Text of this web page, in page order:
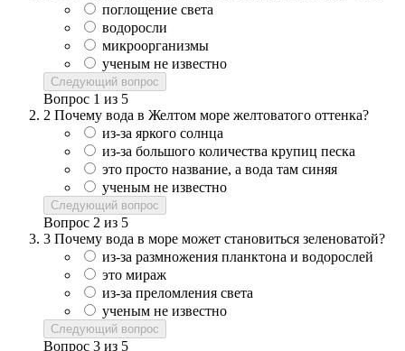
поглощение света
водоросли
микроорганизмы
ученым не известно
Следующий вопрос
Вопрос 1 из 5
2 Почему вода в Желтом море желтоватого оттенка?
из-за яркого солнца
из-за большого количества крупиц песка
это просто название, а вода там синяя
ученым не известно
Следующий вопрос
Вопрос 2 из 5
3 Почему вода в море может становиться зеленоватой?
из-за размножения планктона и водорослей
это мираж
из-за преломления света
ученым не известно
Следующий вопрос
Вопрос 3 из 5